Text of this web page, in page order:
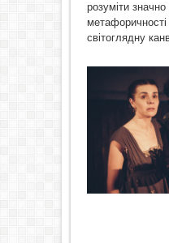
розуміти
світоглядну